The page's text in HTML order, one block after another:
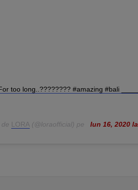
too long..???????? #amazing #bali
LORA (@loraofficial) pe Iun 16, 2020